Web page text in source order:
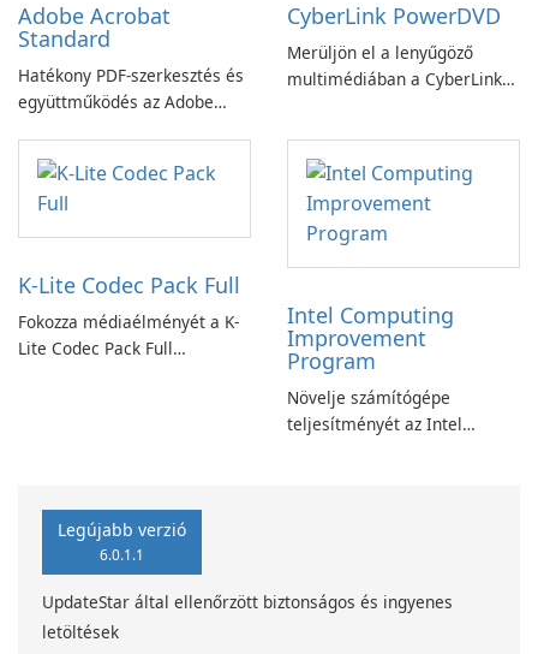
Adobe Acrobat
Standard
Hatékony PDF-szerkesztés és
együttműködés az Adobe
alkalmazással.
CyberLink PowerDVD
Merüljön el a lenyűgöző
multimédiában a CyberLink
K-Lite Codec Pack Full
Fokozza médiaélményét a K-
Lite Codec Pack Full
Intel Computing
Improvement
Program
Növelje számítógépe
teljesítményét az Intel
Legújabb verzió
6.0.1.1
UpdateStar által ellenőrzött biztonságos és ingyenes
letöltések